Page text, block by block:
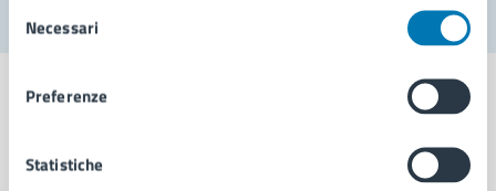
delNecessari
Preferenze
StatisticheComune di Napoli